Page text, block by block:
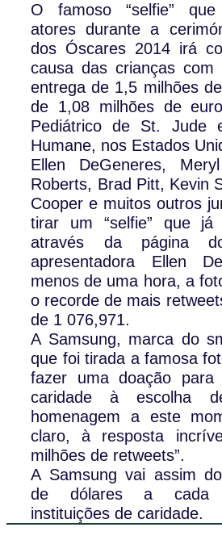
O famoso “selfie”
atores durante a
dos Óscares 2014 irá
causa das crianças
entrega de 1,5 milhões
de 1,08 milhões de
Pediátrico de St. Jude
Humane, nos Estados
Ellen DeGeneres,
Roberts, Brad Pitt, Kevin
Cooper e muitos outros
tirar um “selfie” que já
através da página
apresentadora Ellen
menos de uma hora, a
o recorde de mais
de 1 076,971.
A Samsung, marca do
que foi tirada a famosa
fazer uma doação para
caridade à escolha
homenagem a este
claro, à resposta
milhões de retweets”.
A Samsung vai assim
de dólares a cada
instituições de caridade.